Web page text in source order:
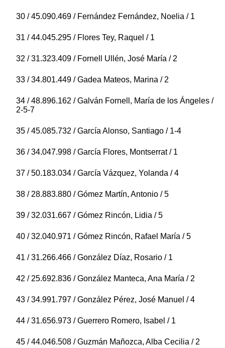
30 / 45.090.469 / Fernández Fernández, Noelia / 1
31 / 44.045.295 / Flores Tey, Raquel / 1
32 / 31.323.409 / Fornell Ullén, José María / 2
33 / 34.801.449 / Gadea Mateos, Marina / 2
34 / 48.896.162 / Galván Fornell, María de los Ángeles /
2-5-7
35 / 45.085.732 / García Alonso, Santiago / 1-4
36 / 34.047.998 / García Flores, Montserrat / 1
37 / 50.183.034 / García Vázquez, Yolanda / 4
38 / 28.883.880 / Gómez Martín, Antonio / 5
39 / 32.031.667 / Gómez Rincón, Lidia / 5
40 / 32.040.971 / Gómez Rincón, Rafael María / 5
41 / 31.266.466 / González Díaz, Rosario / 1
42 / 25.692.836 / González Manteca, Ana María / 2
43 / 34.991.797 / González Pérez, José Manuel / 4
44 / 31.656.973 / Guerrero Romero, Isabel / 1
45 / 44.046.508 / Guzmán Mañozca, Alba Cecilia / 2